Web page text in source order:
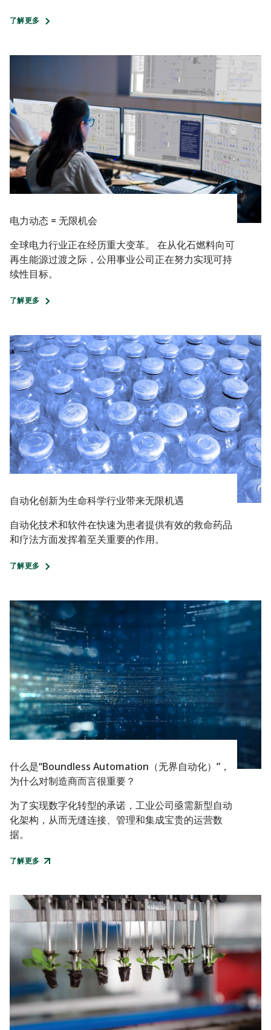
了解更多
电力动态 = 无限机会
全球电力行业正在经历重大变革。 在从化石燃料向可
再生能源过渡之际，公用事业公司正在努力实现可持
续性目标。
了解更多
自动化创新为生命科学行业带来无限机遇
自动化技术和软件在快速为患者提供有效的救命药品
和疗法方面发挥着至关重要的作用。
了解更多
什么是“Boundless Automation（无界自动化）”，
为什么对制造商而言很重要？
为了实现数字化转型的承诺，工业公司亟需新型自动
化架构，从而无缝连接、管理和集成宝贵的运营数
据。
了解更多